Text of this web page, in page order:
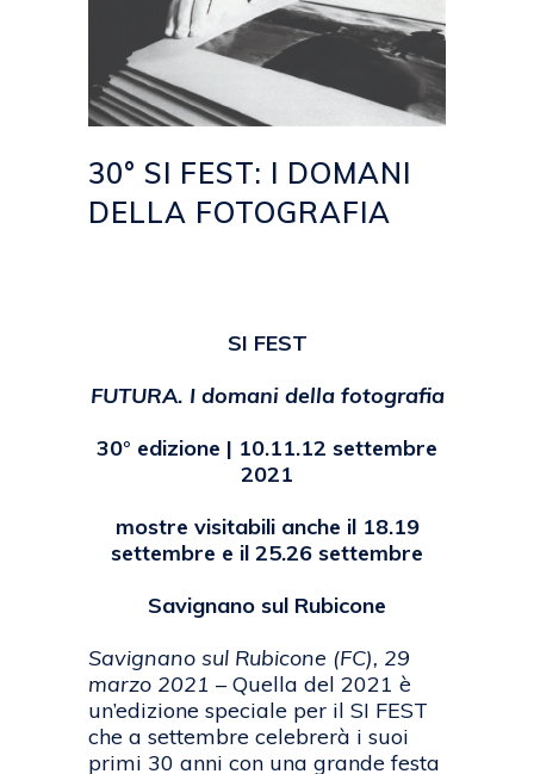
30° SI FEST: I DOMANI
DELLA FOTOGRAFIA
SI FEST
FUTURA. I domani della fotografia
30° edizione | 10.11.12 settembre
2021
mostre visitabili anche il 18.19
settembre e il 25.26 settembre
Savignano sul Rubicone
Savignano sul Rubicone (FC), 29
marzo 2021 – Quella del 2021 è
un’edizione speciale per il SI FEST
che a settembre celebrerà i suoi
primi 30 anni con una grande festa